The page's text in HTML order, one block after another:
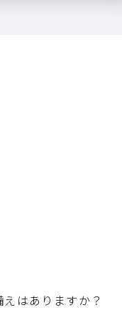
はありますか？